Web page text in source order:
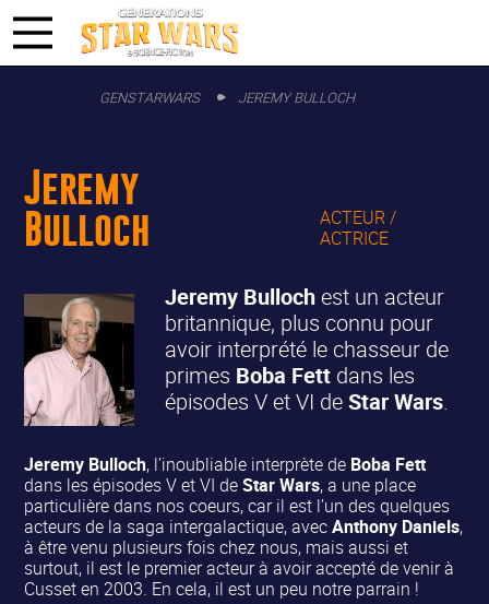
GENSTARWARS JEREMY BULLOCH
Jeremy
Bulloch
ACTEUR /
ACTRICE
Jeremy Bullochest un acteur
britannique, plus connu pour
avoir interprété le chasseur de
primes Boba Fett dans les
épisodes V et VI deStar Wars.
Jeremy Bulloch, l’inoubliable interprète de Boba Fett
dans les épisodes V et VI deStar Wars, a une place
particulière dans nos coeurs, car il est l’un des quelques
acteurs de la saga intergalactique, avecAnthony Daniels,
à être venu plusieurs fois chez nous, mais aussi et
surtout, il est le premier acteur à avoir accepté de venir à
Cusset en 2003. En cela, il est un peu notre parrain !